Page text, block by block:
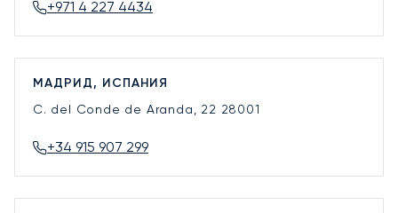
+971 4 227 4434
МАДРИД, ИСПАНИЯ
C. del Conde de Aranda, 22 28001
+34 915 907 299